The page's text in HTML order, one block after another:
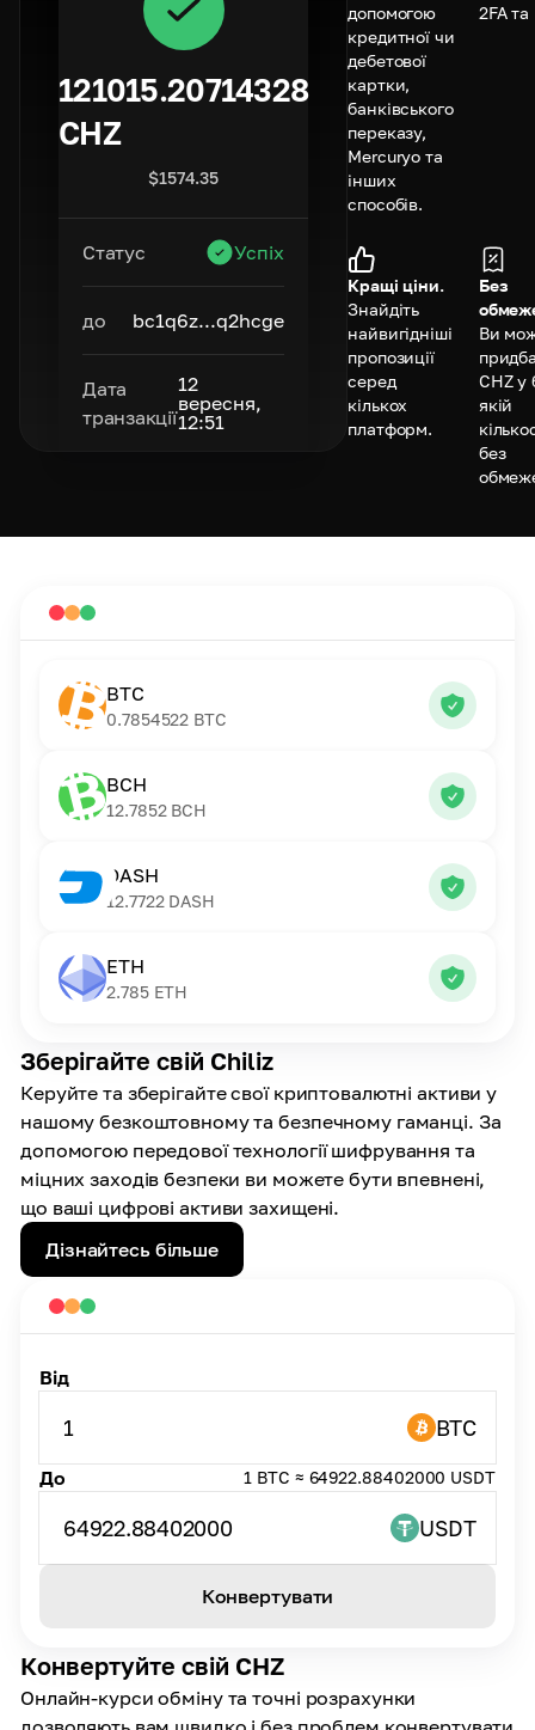
121015.20714328
CHZ
$1574.35
Статус Успіх
до bc1q6z...q2hcge
Дата
транзакції
12
вересня,
12:51
допомогою
кредитної чи
дебетової
картки,
банківського
переказу,
Mercuryo та
інших
способів.
2FA та
Кращі ціни.
Знайдіть
найвигідніші
пропозиції
серед
кількох
платформ.
Без
Ви
CHZ у
якій
без
Зберігайте свій Chiliz
Керуйте та зберігайте свої криптовалютні активи у
нашому безкоштовному та безпечному гаманці. За
допомогою передової технології шифрування та
міцних заходів безпеки ви можете бути впевнені,
що ваші цифрові активи захищені.
Дізнайтесь більше
BTC
0.7854522 BTC
BCH
12.7852 BCH
DASH
12.7722 DASH
ETH
2.785 ETH
Конвертуйте свій CHZ
Онлайн-курси обміну та точні розрахунки
Від
1 BTC
До 1 BTC ≈ 64922.88402000 USDT
64922.88402000 USDT
Конвертувати